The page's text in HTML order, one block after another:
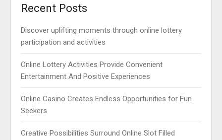
Recent Posts
Discover uplifting moments through online lottery
participation and activities
Online Lottery Activities Provide Convenient
Entertainment And Positive Experiences
Online Casino Creates Endless Opportunities for Fun
Seekers
Creative Possibilities Surround Online Slot Filled